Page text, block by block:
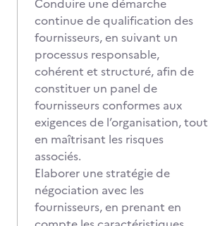
Conduire une démarche
continue de qualification des
fournisseurs, en suivant un
processus responsable,
cohérent et structuré, afin de
constituer un panel de
fournisseurs conformes aux
exigences de l’organisation, tout
en maîtrisant les risques
associés.
Elaborer une stratégie de
négociation avec les
fournisseurs, en prenant en